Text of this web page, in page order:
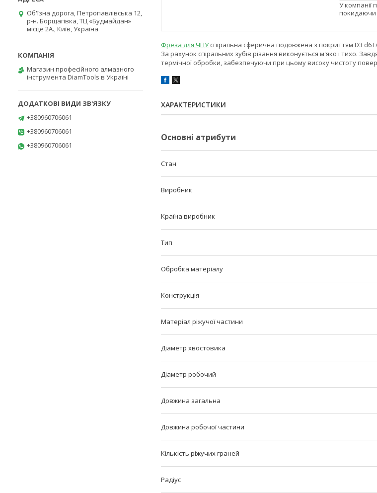
У компанії
покидаючи
Фреза для ЧПУспіральна сферична подовжена з покриттям D3 d6
За рахунок спіральних зубів різання виконується м'яко і тихо.
термічної обробки, забезпечуючи при цьому високу чистоту
ХАРАКТЕРИСТИКИ
Основні атрибути
Стан
Виробник
Країна виробник
Тип
Обробка матеріалу
Конструкція
Матеріал ріжучої частини
Діаметр хвостовика
Діаметр робочий
Довжина загальна
Довжина робочої частини
Кількість ріжучих граней
Радіус
Об'їзна дорога, Петропавлівська 12,
р-н. Борщагівка, ТЦ «Будмайдан»
місце 2А., Київ, Україна
Магазин професійного алмазного
інструмента DiamTools в Україні
+380960706061
+380960706061
+380960706061